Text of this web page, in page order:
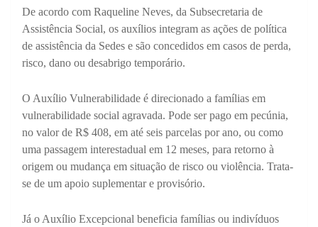
De acordo com Raqueline Neves, da Subsecretaria de
Assistência Social, os auxílios integram as ações de política
de assistência da Sedes e são concedidos em casos de perda,
risco, dano ou desabrigo temporário.
O Auxílio Vulnerabilidade é direcionado a famílias em
vulnerabilidade social agravada. Pode ser pago em pecúnia,
no valor de R$ 408, em até seis parcelas por ano, ou como
uma passagem interestadual em 12 meses, para retorno à
origem ou mudança em situação de risco ou violência. Trata-
se de um apoio suplementar e provisório.
Já o Auxílio Excepcional beneficia famílias ou indivíduos